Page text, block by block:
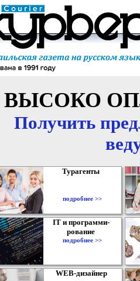
ВЫСОКО
Получить
Турагенты
подробнее >>
IT и программи-
рование
подробнее >>
WEB-дизайнер